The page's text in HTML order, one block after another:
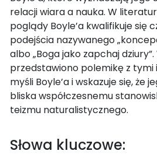
relacji wiara a nauka. W
poglądy Boyle’a kwalifikuje się
podejścia nazywanego
albo „Boga jako zapchaj
przedstawiono polemikę z
myśli Boyle’a i wskazuje się, że
bliska współczesnemu
teizmu naturalistycznego.
Słowa kluczowe: